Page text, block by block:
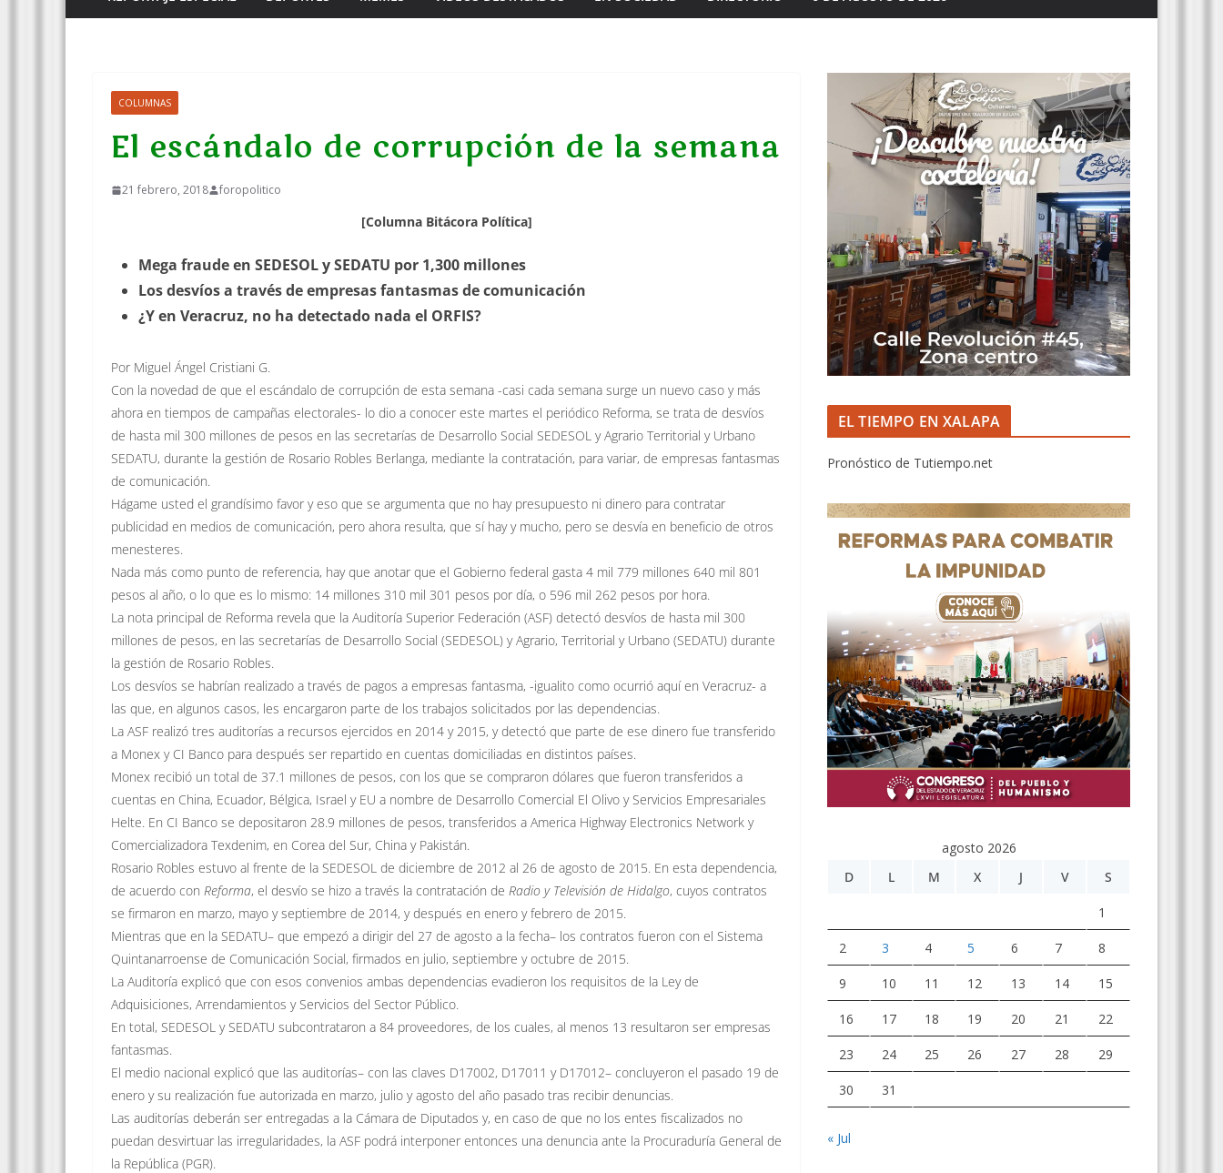
COLUMNAS
El escándalo de corrupción de la semana
21 febrero, 2018 foropolitico
[Columna Bitácora Política]
Mega fraude en SEDESOL y SEDATU por 1,300 millones
Los desvíos a través de empresas fantasmas de comunicación
¿Y en Veracruz, no ha detectado nada el ORFIS?
Por Miguel Ángel Cristiani G.
Con la novedad de que el escándalo de corrupción de esta semana -casi cada semana surge un nuevo caso y más
ahora en tiempos de campañas electorales- lo dio a conocer este martes el periódico Reforma, se trata de desvíos
de hasta mil 300 millones de pesos en las secretarías de Desarrollo Social SEDESOL y Agrario Territorial y Urbano
SEDATU, durante la gestión de Rosario Robles Berlanga, mediante la contratación, para variar, de empresas fantasmas
de comunicación.
Hágame usted el grandísimo favor y eso que se argumenta que no hay presupuesto ni dinero para contratar
publicidad en medios de comunicación, pero ahora resulta, que sí hay y mucho, pero se desvía en beneficio de otros
menesteres.
Nada más como punto de referencia, hay que anotar que el Gobierno federal gasta 4 mil 779 millones 640 mil 801
pesos al año, o lo que es lo mismo: 14 millones 310 mil 301 pesos por día, o 596 mil 262 pesos por hora.
La nota principal de Reforma revela que la Auditoría Superior Federación (ASF) detectó desvíos de hasta mil 300
millones de pesos, en las secretarías de Desarrollo Social (SEDESOL) y Agrario, Territorial y Urbano (SEDATU) durante
la gestión de Rosario Robles.
Los desvíos se habrían realizado a través de pagos a empresas fantasma, -igualito como ocurrió aquí en Veracruz- a
las que, en algunos casos, les encargaron parte de los trabajos solicitados por las dependencias.
La ASF realizó tres auditorías a recursos ejercidos en 2014 y 2015, y detectó que parte de ese dinero fue transferido
a Monex y CI Banco para después ser repartido en cuentas domiciliadas en distintos países.
Monex recibió un total de 37.1 millones de pesos, con los que se compraron dólares que fueron transferidos a
cuentas en China, Ecuador, Bélgica, Israel y EU a nombre de Desarrollo Comercial El Olivo y Servicios Empresariales
Helte. En CI Banco se depositaron 28.9 millones de pesos, transferidos a America Highway Electronics Network y
Comercializadora Texdenim, en Corea del Sur, China y Pakistán.
Rosario Robles estuvo al frente de la SEDESOL de diciembre de 2012 al 26 de agosto de 2015. En esta dependencia,
de acuerdo con Reforma, el desvío se hizo a través la contratación de Radio y Televisión de Hidalgo, cuyos contratos
se firmaron en marzo, mayo y septiembre de 2014, y después en enero y febrero de 2015.
Mientras que en la SEDATU– que empezó a dirigir del 27 de agosto a la fecha– los contratos fueron con el Sistema
Quintanarroense de Comunicación Social, firmados en julio, septiembre y octubre de 2015.
La Auditoría explicó que con esos convenios ambas dependencias evadieron los requisitos de la Ley de
Adquisiciones, Arrendamientos y Servicios del Sector Público.
En total, SEDESOL y SEDATU subcontrataron a 84 proveedores, de los cuales, al menos 13 resultaron ser empresas
fantasmas.
El medio nacional explicó que las auditorías– con las claves D17002, D17011 y D17012– concluyeron el pasado 19 de
enero y su realización fue autorizada en marzo, julio y agosto del año pasado tras recibir denuncias.
Las auditorías deberán ser entregadas a la Cámara de Diputados y, en caso de que no los entes fiscalizados no
puedan desvirtuar las irregularidades, la ASF podrá interponer entonces una denuncia ante la Procuraduría General de
la República (PGR).
EL TIEMPO EN XALAPA
Pronóstico de Tutiempo.net
agosto 2026
D
L M X J V S
1
2 3 4 5 6 7 8
9 10 11 12 13 14 15
16 17 18 19 20 21 22
23 24 25 26 27 28 29
30 31
« Jul